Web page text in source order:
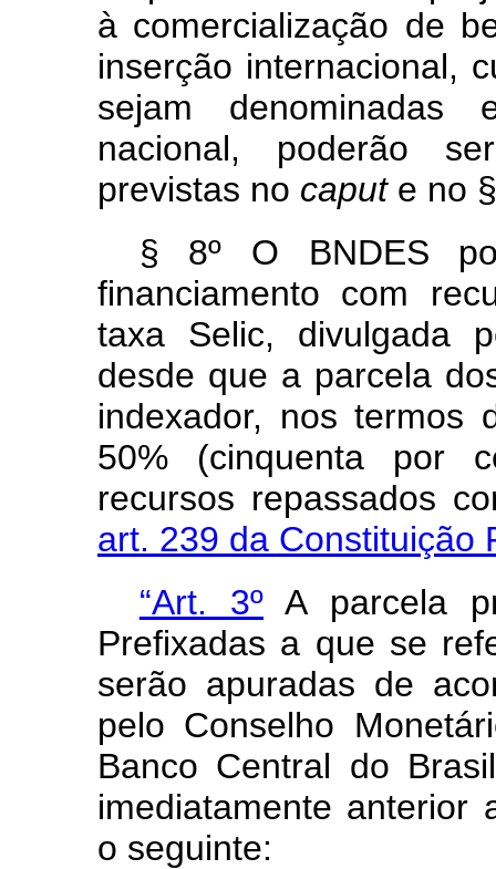
à comercialização de
inserção internacional,
sejam denominadas
nacional, poderão
previstas no capute no
§ 8º O BNDES
financiamento com
taxa Selic, divulgada
desde que a parcela
indexador, nos termos
50% (cinquenta por
recursos repassados
art. 239 da Constituição
“Art. 3º A parcela
Prefixadas a que se
serão apuradas de
pelo Conselho
Banco Central do
imediatamente anterior
o seguinte: